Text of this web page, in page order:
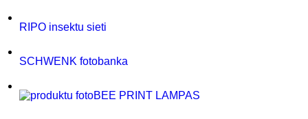
RIPO insektu sieti
SCHWENK fotobanka
BEE PRINT LAMPAS